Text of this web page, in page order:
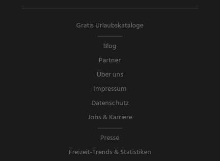
Gratis Urlaubskataloge
Blog
Partner
Über uns
Impressum
Datenschutz
Jobs & Karriere
Presse
Freizeit-Trends & Statistiken